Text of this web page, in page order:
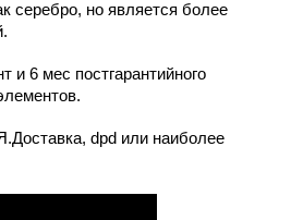
серебро, но является более
и 6 мес постгарантийного
dpd или наиболее